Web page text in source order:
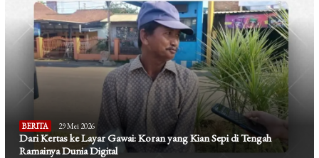
BERITA 29 Mei 2026
Dari Kertas ke Layar Gawai: Koran yang Kian Sepi di Tengah
Ramainya Dunia Digital